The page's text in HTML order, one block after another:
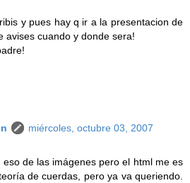
y pues hay q ir a la presentacion de
avises cuando y donde sera!
miércoles, octubre 03, 2007
eso de las imágenes pero el html me es
de cuerdas, pero ya va queriendo.